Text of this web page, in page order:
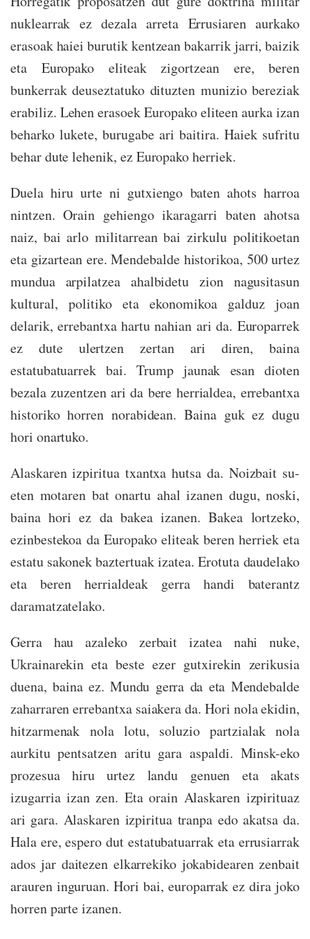
nuklearrak ez dezala arreta Errusiaren aurkako
erasoak haiei burutik kentzean bakarrik jarri, baizik
eta Europako eliteak zigortzean ere, beren
bunkerrak deuseztatuko dituzten munizio bereziak
erabiliz. Lehen erasoek Europako eliteen aurka izan
beharko lukete, burugabe ari baitira. Haiek sufritu
behar dute lehenik, ez Europako herriek.
Duela hiru urte ni gutxiengo baten ahots harroa
nintzen. Orain gehiengo ikaragarri baten ahotsa
naiz, bai arlo militarrean bai zirkulu politikoetan
eta gizartean ere. Mendebalde historikoa, 500 urtez
mundua arpilatzea ahalbidetu zion nagusitasun
kultural, politiko eta ekonomikoa galduz joan
delarik, errebantxa hartu nahian ari da. Europarrek
ez dute ulertzen zertan ari diren, baina
estatubatuarrek bai. Trump jaunak esan dioten
bezala zuzentzen ari da bere herrialdea, errebantxa
historiko horren norabidean. Baina guk ez dugu
hori onartuko.
Alaskaren izpiritua txantxa hutsa da. Noizbait su-
eten motaren bat onartu ahal izanen dugu, noski,
baina hori ez da bakea izanen. Bakea lortzeko,
ezinbestekoa da Europako eliteak beren herriek eta
estatu sakonek baztertuak izatea. Erotuta daudelako
eta beren herrialdeak gerra handi baterantz
daramatzatelako.
Gerra hau azaleko zerbait izatea nahi nuke,
Ukrainarekin eta beste ezer gutxirekin zerikusia
duena, baina ez. Mundu gerra da eta Mendebalde
zaharraren errebantxa saiakera da. Hori nola ekidin,
hitzarmenak nola lotu, soluzio partzialak nola
aurkitu pentsatzen aritu gara aspaldi. Minsk-eko
prozesua hiru urtez landu genuen eta akats
izugarria izan zen. Eta orain Alaskaren izpirituaz
ari gara. Alaskaren izpiritua tranpa edo akatsa da.
Hala ere, espero dut estatubatuarrak eta errusiarrak
ados jar daitezen elkarrekiko jokabidearen zenbait
arauren inguruan. Hori bai, europarrak ez dira joko
horren parte izanen.